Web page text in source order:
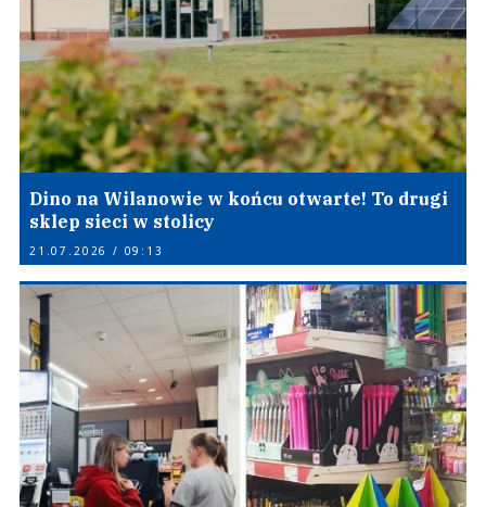
Dino na Wilanowie w końcu otwarte! To drugi
sklep sieci w stolicy
21.07.2026 / 09:13